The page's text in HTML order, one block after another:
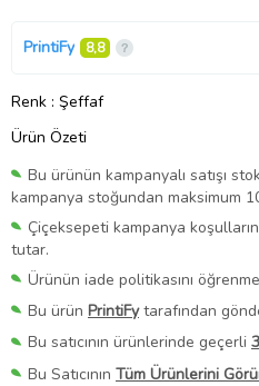
PrintiFy 8,8
Renk : Şeffaf
Ürün Özeti
Bu ürünün kampanyalı satışı
kampanya stoğundan maksimum
Çiçeksepeti kampanya
tutar.
Ürünün iade politikasını
Bu ürün PrintiFytarafından
Bu satıcının ürünlerinde geçerli
Bu Satıcının Tüm Ürünlerini